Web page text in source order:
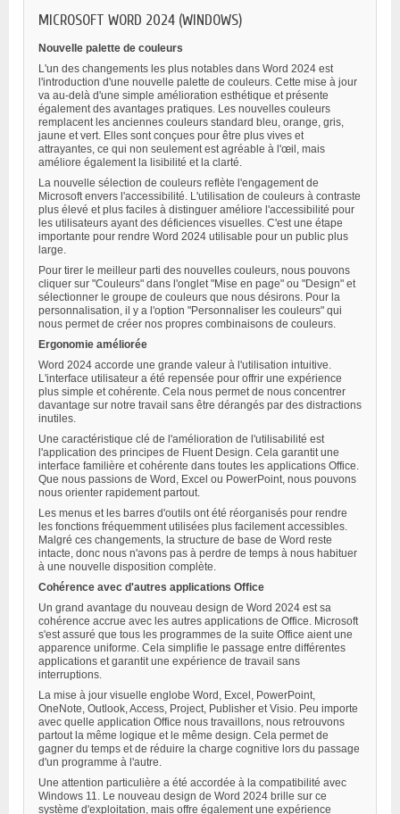
MICROSOFT WORD 2024 (WINDOWS)
Nouvelle palette de couleurs
L'un des changements les plus notables dans Word 2024 est
l'introduction d'une nouvelle palette de couleurs. Cette mise à jour
va au-delà d'une simple amélioration esthétique et présente
également des avantages pratiques. Les nouvelles couleurs
remplacent les anciennes couleurs standard bleu, orange, gris,
jaune et vert. Elles sont conçues pour être plus vives et
attrayantes, ce qui non seulement est agréable à l'œil, mais
améliore également la lisibilité et la clarté.
La nouvelle sélection de couleurs reflète l'engagement de
Microsoft envers l'accessibilité. L'utilisation de couleurs à contraste
plus élevé et plus faciles à distinguer améliore l'accessibilité pour
les utilisateurs ayant des déficiences visuelles. C'est une étape
importante pour rendre Word 2024 utilisable pour un public plus
large.
Pour tirer le meilleur parti des nouvelles couleurs, nous pouvons
cliquer sur "Couleurs" dans l'onglet "Mise en page" ou "Design" et
sélectionner le groupe de couleurs que nous désirons. Pour la
personnalisation, il y a l'option "Personnaliser les couleurs" qui
nous permet de créer nos propres combinaisons de couleurs.
Ergonomie améliorée
Word 2024 accorde une grande valeur à l'utilisation intuitive.
L'interface utilisateur a été repensée pour offrir une expérience
plus simple et cohérente. Cela nous permet de nous concentrer
davantage sur notre travail sans être dérangés par des distractions
inutiles.
Une caractéristique clé de l'amélioration de l'utilisabilité est
l'application des principes de Fluent Design. Cela garantit une
interface familière et cohérente dans toutes les applications Office.
Que nous passions de Word, Excel ou PowerPoint, nous pouvons
nous orienter rapidement partout.
Les menus et les barres d'outils ont été réorganisés pour rendre
les fonctions fréquemment utilisées plus facilement accessibles.
Malgré ces changements, la structure de base de Word reste
intacte, donc nous n'avons pas à perdre de temps à nous habituer
à une nouvelle disposition complète.
Cohérence avec d'autres applications Office
Un grand avantage du nouveau design de Word 2024 est sa
cohérence accrue avec les autres applications de Office. Microsoft
s'est assuré que tous les programmes de la suite Office aient une
apparence uniforme. Cela simplifie le passage entre différentes
applications et garantit une expérience de travail sans
interruptions.
La mise à jour visuelle englobe Word, Excel, PowerPoint,
OneNote, Outlook, Access, Project, Publisher et Visio. Peu importe
avec quelle application Office nous travaillons, nous retrouvons
partout la même logique et le même design. Cela permet de
gagner du temps et de réduire la charge cognitive lors du passage
d'un programme à l'autre.
Une attention particulière a été accordée à la compatibilité avec
Windows 11. Le nouveau design de Word 2024 brille sur ce
système d'exploitation, mais offre également une expérience